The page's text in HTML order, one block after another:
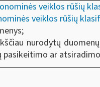
veiklos rūšių
veiklos rūšių
nurodytų
pasikeitimo ar